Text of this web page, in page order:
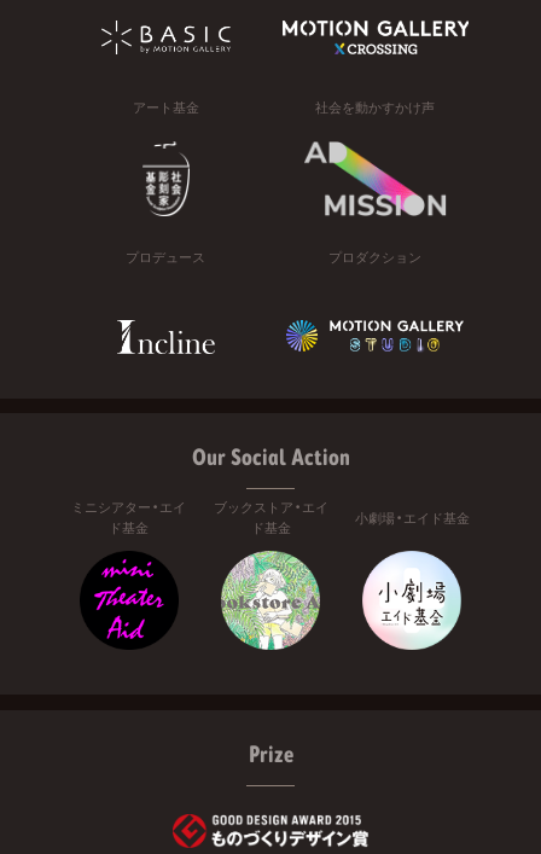
アート基金 社会を動かすかけ声
プロデュース プロダクション
Our Social Action
ミニシアター・エイ
ド基金
ブックストア・エイ
ド基金
小劇場・エイド基金
Prize